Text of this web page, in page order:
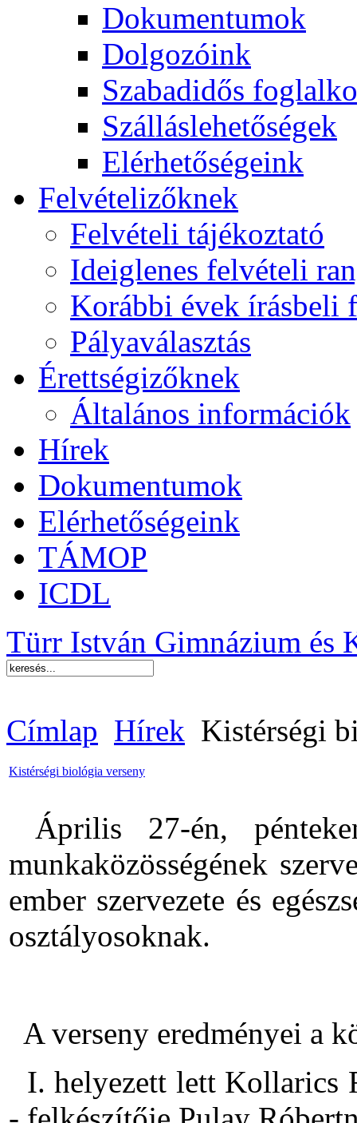
Dokumentumok
Dolgozóink
Szabadidős
Szálláslehetőségek
Elérhetőségeink
Felvételizőknek
Felvételi tájékoztató
Ideiglenes felvételi
Korábbi évek írásbeli
Pályaválasztás
Érettségizőknek
Általános információk
Hírek
Dokumentumok
Elérhetőségeink
TÁMOP
ICDL
Türr István Gimnázium és
Címlap Hírek Kistérségi
Kistérségi biológia verseny
Április 27-én,
munkaközösségének
ember szervezete és
osztályosoknak.
A verseny eredményei a
I. helyezett lett Kollarics